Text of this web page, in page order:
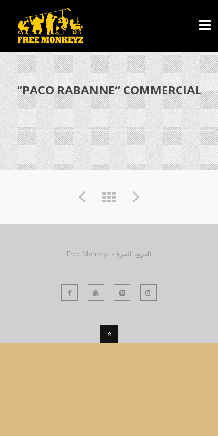
“PACO RABANNE“ COMMERCIAL
Free Monkeyz - القرود الحرة